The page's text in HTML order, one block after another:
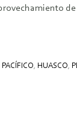
de
, HUASCO,